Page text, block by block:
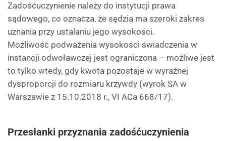
Zadośćuczynienie należy do instytucji prawa
sądowego, co oznacza, że sędzia ma szeroki zakres
uznania przy ustalaniu jego wysokości.
Możliwość podważenia wysokości świadczenia w
instancji odwoławczej jest ograniczona – możliwe jest
to tylko wtedy, gdy kwota pozostaje w wyraźnej
dysproporcji do rozmiaru krzywdy (wyrok SA w
Warszawie z 15.10.2018 r., VI ACa 668/17).
Przesłanki przyznania zadośćuczynienia